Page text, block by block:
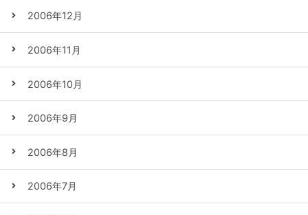
2006年12月
2006年11月
2006年10月
2006年9月
2006年8月
2006年7月